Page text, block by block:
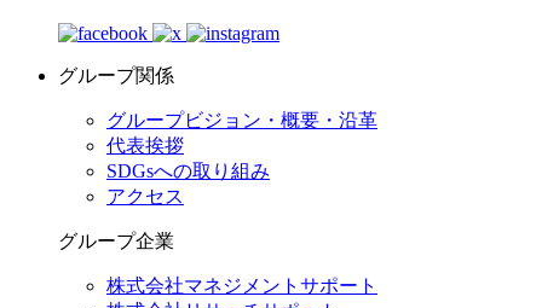
グループ関係
グループビジョン・概要・沿革
代表挨拶
SDGsへの取り組み
アクセス
グループ企業
株式会社マネジメントサポート